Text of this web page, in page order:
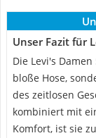
Unser Fazit für
Die Levi's
bloße Hose,
des zeitlosen
kombiniert mit
Komfort, ist sie